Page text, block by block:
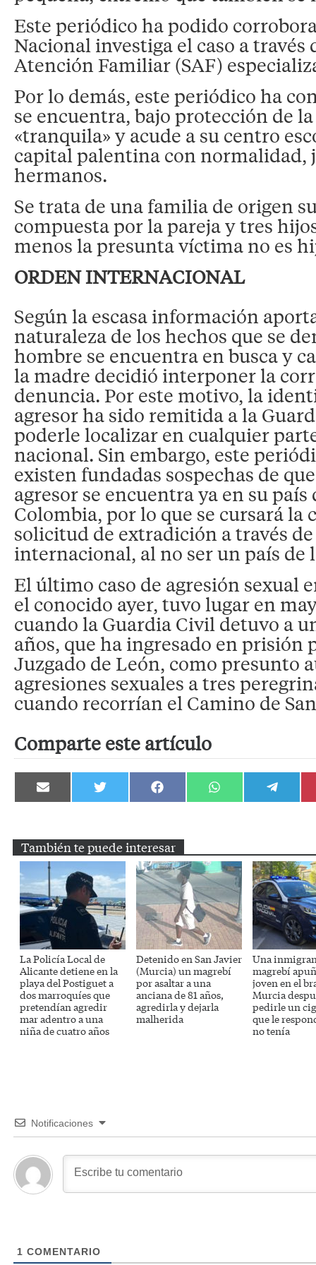
Este periódico ha podido
Nacional investiga el caso a través
Atención Familiar (SAF)
Por lo demás, este periódico ha
se encuentra, bajo protección de
«tranquila» y acude a su centro
capital palentina con normalidad,
hermanos.
Se trata de una familia de origen
compuesta por la pareja y tres
menos la presunta víctima no es
ORDEN INTERNACIONAL
Según la escasa información
naturaleza de los hechos que se
hombre se encuentra en busca y
la madre decidió interponer la
denuncia. Por este motivo, la
agresor ha sido remitida a la
poderle localizar en cualquier
nacional. Sin embargo, este
existen fundadas sospechas de
agresor se encuentra ya en su país
Colombia, por lo que se cursará la
solicitud de extradición a través
internacional, al no ser un país de
El último caso de agresión sexual
el conocido ayer, tuvo lugar en
cuando la Guardia Civil detuvo a
años, que ha ingresado en prisión
Juzgado de León, como presunto
agresiones sexuales a tres
cuando recorrían el Camino de
Comparte este artículo
Compartir
en
Compartir
en
Compartir
en
Compartir
en
Compartir
en
También te puede interesar
La Policía Local de
Alicante detiene en la
playa del Postiguet a
dos marroquíes que
pretendían agredir
mar adentro a una
niña de cuatro años
Detenido en San Javier
(Murcia) un magrebí
por asaltar a una
anciana de 81 años,
agredirla y dejarla
malherida
Una
magrebí
joven en el
Murcia
pedirle un
que le
no tenía
Notificaciones
1 COMENTARIO